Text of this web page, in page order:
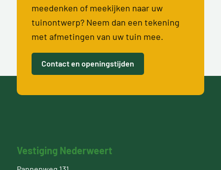
meedenken of meekijken naar uw
tuinontwerp? Neem dan een tekening
met afmetingen van uw tuin mee.
Contact en openingstijden
Vestiging Nederweert